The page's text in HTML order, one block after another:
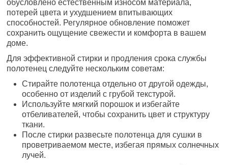
обусловлено естественным износом материала,
потерей цвета и ухудшением впитывающих
способностей. Регулярное обновление поможет
сохранить ощущение свежести и комфорта в вашем
доме.
Для эффективной стирки и продления срока службы
полотенец следуйте нескольким советам:
Стирайте полотенца отдельно от другой одежды,
особенно от изделий с грубой текстурой.
Используйте мягкий порошок и избегайте
отбеливателей, чтобы сохранить цвет и структуру
ткани.
После стирки развесьте полотенца для сушки в
проветриваемом месте, избегая прямых солнечных
лучей.